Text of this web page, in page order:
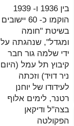
בין 1936 ו- 1939
הוקמו כ- 60 יישובים
בשיטת "חומה
ומגדל", שנהגתה על
ידי שלמה גור חבר
קיבוץ תל עמל (היום
ניר דויד) וזכתה
לעידודו של יוחנן
רטנר, לימים אלוף
בצה"ל ודיקאן
הפקולטה